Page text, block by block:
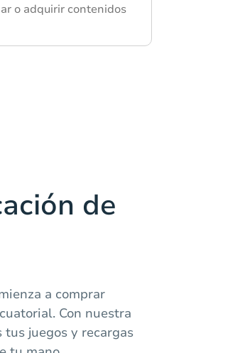
o adquirir contenidos
de
a comprar
Con nuestra
juegos y recargas